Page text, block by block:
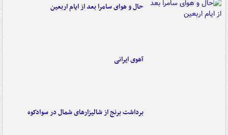
حال و هوای سامرا بعد از ایام اربعین
آهوی ایرانی
برداشت برنج از شالیزارهای شمال در سوادکوه